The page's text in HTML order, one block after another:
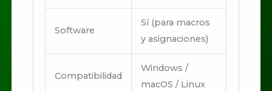
Software
Sí (para macros
y asignaciones)
Compatibilidad
Windows /
macOS / Linux